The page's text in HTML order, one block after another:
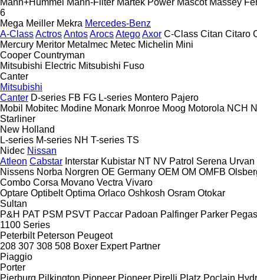
6
Mega Meiller Mekra Mercedes-Benz
A-ClassActrosAntosArocsAtegoAxor C-Class Citan Citaro
Mercury Meritor Metalmec Metec Michelin Mini
Cooper Countryman
Mitsubishi Electric Mitsubishi Fuso
Canter
Mitsubishi
Canter D-series FB FG L-series Montero Pajero
Mobil
Mobitec Modine Monark Monroe Moog Motorola NCH
Starliner
New Holland
L-series M-series NH T-series TS
Nidec Nissan
Atleon Cabstar Interstar Kubistar NT NV Patrol Serena Urvan
Nissens Norba Norgren OE Germany OEM OM OMFB
Combo Corsa Movano Vectra Vivaro
Optare Optibelt Optima Orlaco Oshkosh Osram Otokar
Sultan
P&H PAT PSM PSVT Paccar Padoan Palfinger Parker
1100 Series
Peterbilt Peterson Peugeot
208 307 308 508 Boxer Expert Partner
Piaggio
Porter
Pierburg Pilkington Pioneer Pioneer Pirelli Platz Poclain